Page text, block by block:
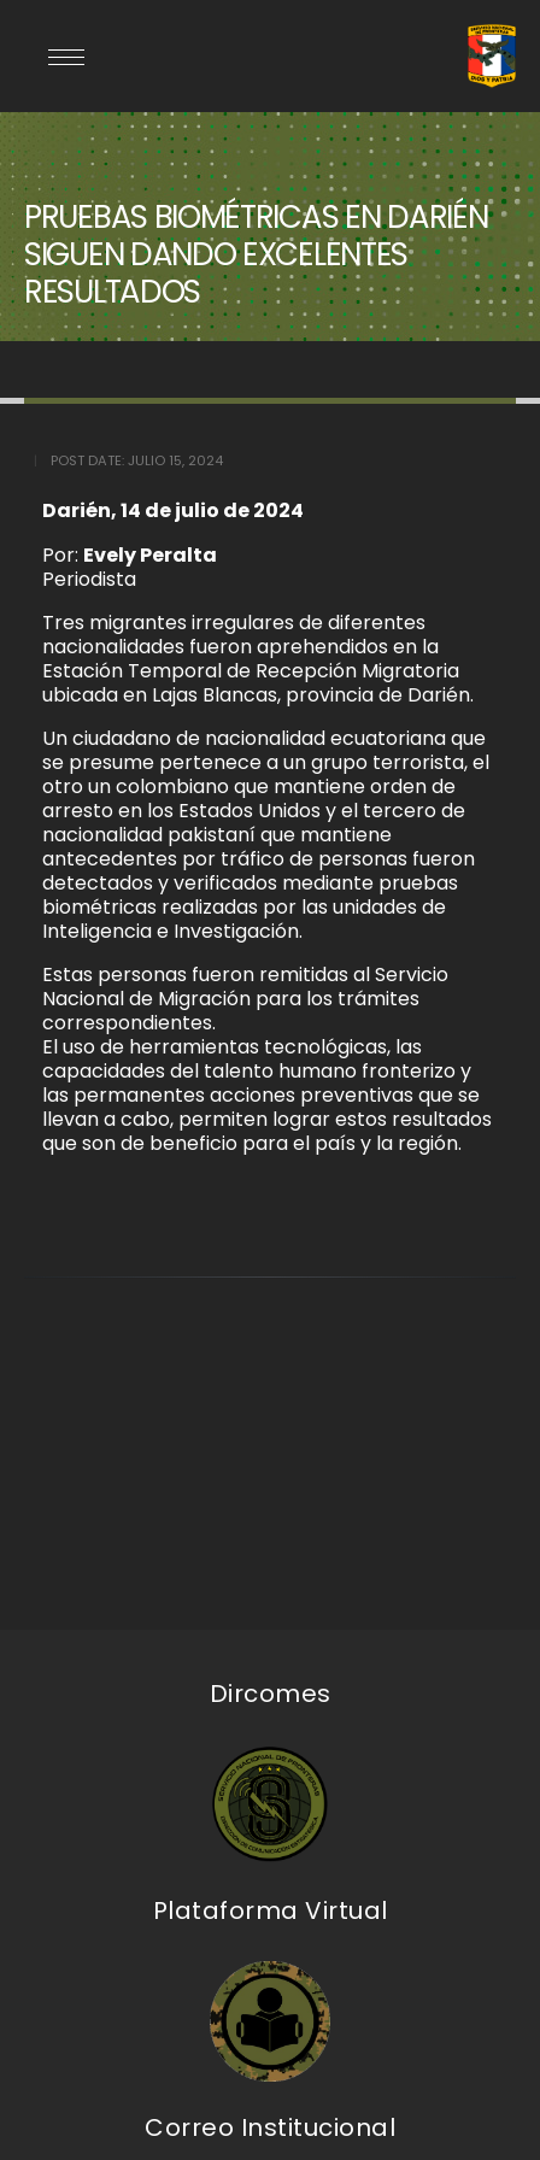
PRUEBAS BIOMÉTRICAS EN DARIÉN
SIGUEN DANDO EXCELENTES
RESULTADOS
POST DATE:JULIO 15, 2024
Darién, 14 de julio de 2024
Por: Evely Peralta
Periodista
Tres migrantes irregulares de diferentes
nacionalidades fueron aprehendidos en la
Estación Temporal de Recepción Migratoria
ubicada en Lajas Blancas, provincia de Darién.
Un ciudadano de nacionalidad ecuatoriana que
se presume pertenece a un grupo terrorista, el
otro un colombiano que mantiene orden de
arresto en los Estados Unidos y el tercero de
nacionalidad pakistaní que mantiene
antecedentes por tráfico de personas fueron
detectados y verificados mediante pruebas
biométricas realizadas por las unidades de
Inteligencia e Investigación.
Estas personas fueron remitidas al Servicio
Nacional de Migración para los trámites
correspondientes.
El uso de herramientas tecnológicas, las
capacidades del talento humano fronterizo y
las permanentes acciones preventivas que se
llevan a cabo, permiten lograr estos resultados
que son de beneficio para el país y la región.
Dircomes
Plataforma Virtual
Correo Institucional